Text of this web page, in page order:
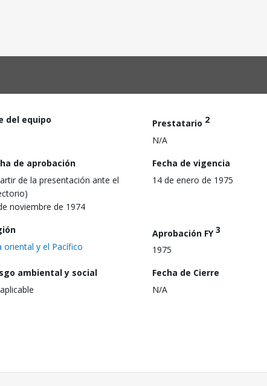
del equipo Prestatario 2
N/A
de aprobación
de la presentación ante el
noviembre de 1974
Fecha de vigencia
14 de enero de 1975
oriental y el Pacífico
Aprobación FY3
1975
ambiental y social
Fecha de Cierre
N/A